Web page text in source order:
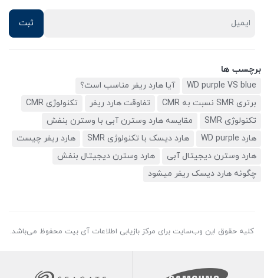
برچسب ها
WD purple VS blue
آیا هارد ریفر مناسب است؟
برتری SMR نسبت به CMR
تفاوقت هارد ریفر
تکنولوژی CMR
تکنولوژی SMR
مقایسه هارد وسترن آبی با وسترن بنفش
هارد WD purple
هارد دیسک با تکنولوژی SMR
هارد ریفر چیست
هارد وسترن دیجیتال آبی
هارد وسترن دیجیتال بنفش
چگونه هارد دیسک ریفر میشود
کلیه حقوق این وب‌سایت برای مرکز بازیابی اطلاعات آی بیت محفوظ می‌باشد.